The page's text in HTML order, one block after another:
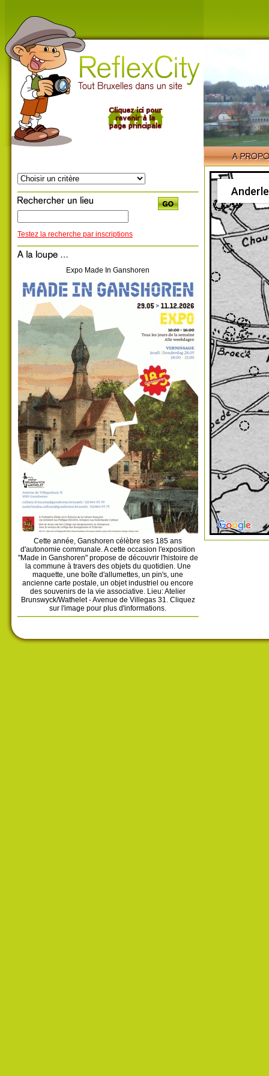
Testez la recherche par inscriptions
Expo Made In Ganshoren
Cette année, Ganshoren célèbre ses 185 ans
d'autonomie communale. A cette occasion l'exposition
"Made in Ganshoren" propose de découvrir l'histoire de
la commune à travers des objets du quotidien. Une
maquette, une boîte d'allumettes, un pin's, une
ancienne carte postale, un objet industriel ou encore
des souvenirs de la vie associative. Lieu: Atelier
Brunswyck/Wathelet - Avenue de Villegas 31. Cliquez
sur l'image pour plus d'informations.